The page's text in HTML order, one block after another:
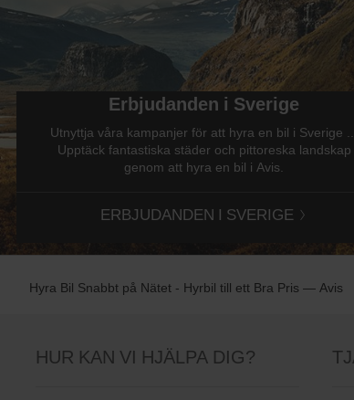
Erbjudanden i Sverige
Utnyttja våra kampanjer för att hyra en bil i Sverige ...
Upptäck fantastiska städer och pittoreska landskap
genom att hyra en bil i Avis.
ERBJUDANDEN I SVERIGE
Hyra Bil Snabbt på Nätet - Hyrbil till ett Bra Pris — Avis
HUR KAN VI HJÄLPA DIG?